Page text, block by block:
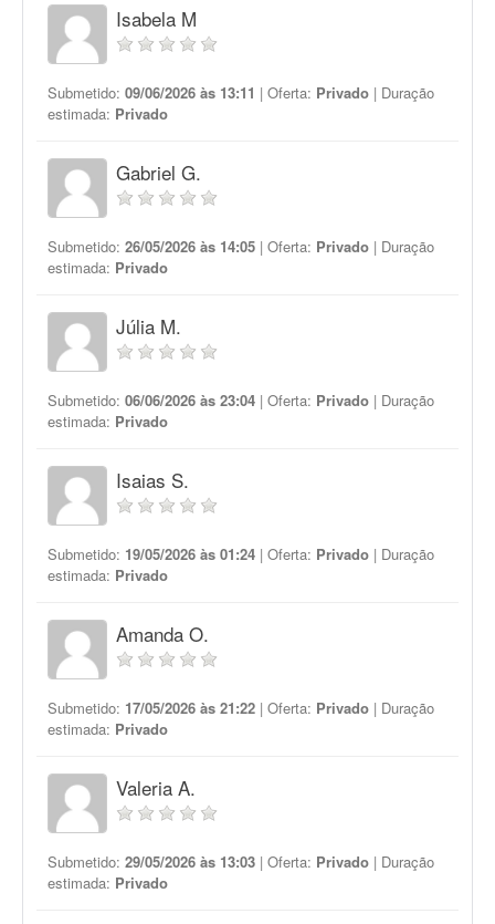
Isabela M
Submetido: 09/06/2026 às 13:11 | Oferta: Privado | Duração
estimada: Privado
Gabriel G.
Submetido: 26/05/2026 às 14:05 | Oferta: Privado | Duração
estimada: Privado
Júlia M.
Submetido: 06/06/2026 às 23:04 | Oferta: Privado | Duração
estimada: Privado
Isaias S.
Submetido: 19/05/2026 às 01:24 | Oferta: Privado | Duração
estimada: Privado
Amanda O.
Submetido: 17/05/2026 às 21:22 | Oferta: Privado | Duração
estimada: Privado
Valeria A.
Submetido: 29/05/2026 às 13:03 | Oferta: Privado | Duração
estimada: Privado